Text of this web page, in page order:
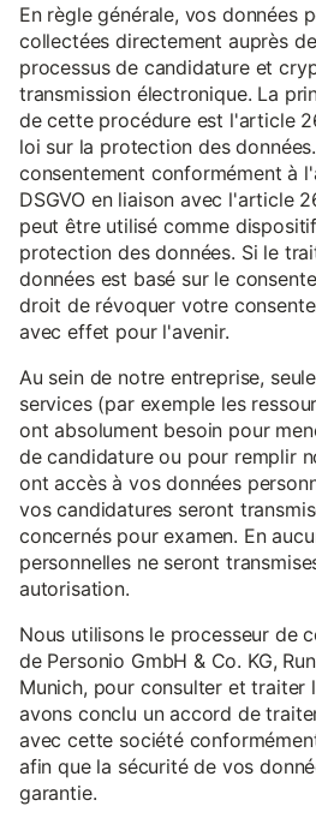
En règle générale, vos données
collectées directement auprès
processus de candidature et
transmission électronique. La
de cette procédure est l'article
loi sur la protection des
consentement conformément à
DSGVO en liaison avec l'article
peut être utilisé comme
protection des données. Si le
données est basé sur le
droit de révoquer votre
avec effet pour l'avenir.
Au sein de notre entreprise,
services (par exemple les
ont absolument besoin pour
de candidature ou pour remplir
ont accès à vos données
vos candidatures seront
concernés pour examen. En
personnelles ne seront
autorisation.
Nous utilisons le processeur de
de Personio GmbH & Co. KG,
Munich, pour consulter et traiter
avons conclu un accord de
avec cette société
afin que la sécurité de vos
garantie.